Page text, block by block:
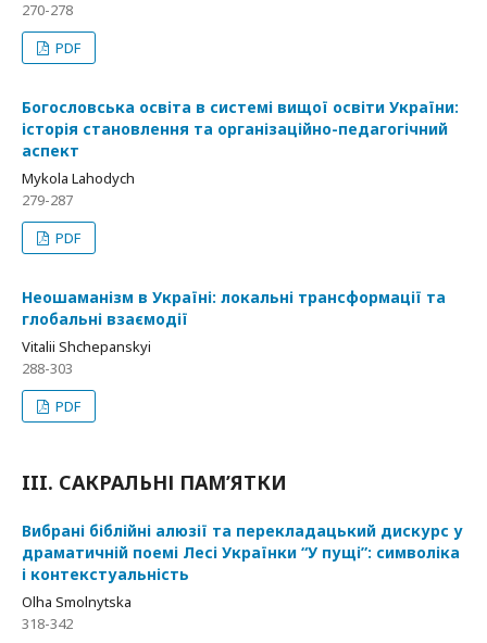
270-278
PDF
Богословська освіта в системі вищої освіти України:
історія становлення та організаційно-педагогічний
аспект
Mykola Lahodych
279-287
PDF
Неошаманізм в Україні: локальні трансформації та
глобальні взаємодії
Vitalii Shchepanskyi
288-303
PDF
III. САКРАЛЬНІ ПАМ’ЯТКИ
Вибрані біблійні алюзії та перекладацький дискурс у
драматичній поемі Лесі Українки “У пущі”: символіка
і контекстуальність
Olha Smolnytska
318-342